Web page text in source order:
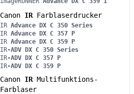
Canon IR Farblaserdrucker
IR Advance DX C 350 Series
IR Advance DX C 357 P
IR Advance DX C 359 P
IR-ADV DX C 350 Series
IR-ADV DX C 357 P
IR-ADV DX C 359 P
Canon IR Multifunktions-
Farblaser